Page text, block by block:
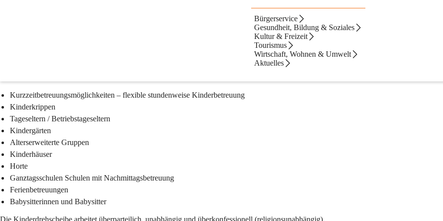
Bürgerservice
Gesundheit, Bildung & Soziales
Kultur & Freizeit
Tourismus
Wirtschaft, Wohnen & Umwelt
Aktuelles
Die Kinderdrehscheibe informiert Sie persönlich über Kinderbildungseinrichtungen und Kinderbetreuungseinrichtungen, sowie über
Kurzzeitbetreuungsmöglichkeiten – flexible stundenweise Kinderbetreuung
Kinderkrippen
Tageseltern / Betriebstageseltern
Kindergärten
Alterserweiterte Gruppen
Kinderhäuser
Horte
Ganztagsschulen Schulen mit Nachmittagsbetreuung
Ferienbetreuungen
Babysitterinnen und Babysitter
Die Kinderdrehscheibe arbeitet überparteilich, unabhängig und überkonfessionell (religionsunabhängig).